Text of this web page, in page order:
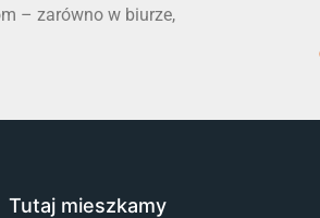
– zarówno w biurze,
Tutaj mieszkamy